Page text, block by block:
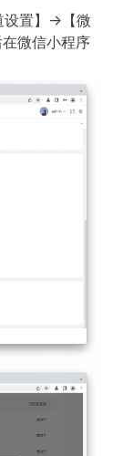
置】->【微
微信小程序